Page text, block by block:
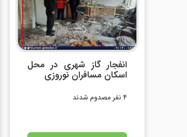
انفجار گاز شهری در محل
اسکان مسافران نوروزی
۴ نفر مصدوم شدند